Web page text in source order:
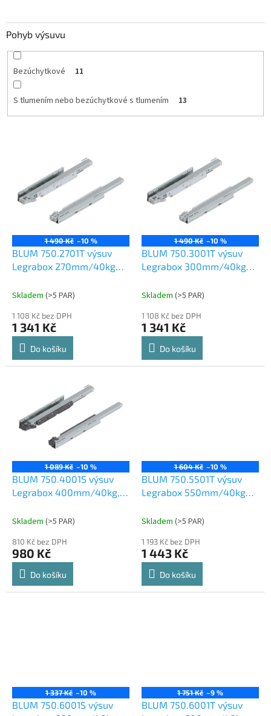
Pohyb výsuvu
Bezúchytkové 11
S tlumením nebo bezúchytkové s tlumením 13
1 490 Kč –10 %
BLUM 750.2701T výsuv
Legrabox 270mm/40kg
Skladem (>5 PAR)
1 108 Kč bez DPH
1 341 Kč
Do košíku
1 490 Kč –10 %
BLUM 750.3001T výsuv
Legrabox 300mm/40kg
Skladem (>5 PAR)
1 108 Kč bez DPH
1 341 Kč
Do košíku
1 089 Kč –10 %
BLUM 750.4001S výsuv
Legrabox 400mm/40kg,
Skladem (>5 PAR)
810 Kč bez DPH
980 Kč
Do košíku
1 604 Kč –10 %
BLUM 750.5501T výsuv
Legrabox 550mm/40kg
Skladem (>5 PAR)
1 193 Kč bez DPH
1 443 Kč
Do košíku
1 337 Kč –10 %
BLUM 750.6001S výsuv
1 751 Kč –9 %
BLUM 750.6001T výsuv